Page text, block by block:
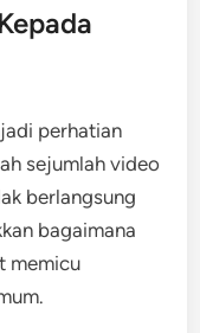
perhatian
sejumlah video
berlangsung
bagaimana
memicu